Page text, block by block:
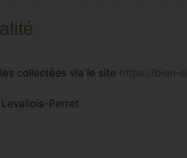
collectées via le site https://bien-
Perret